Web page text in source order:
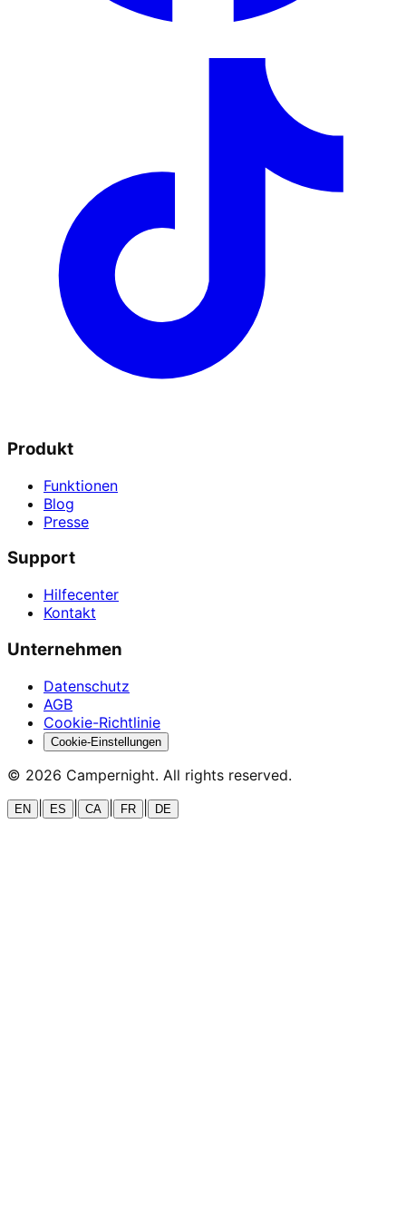
Produkt
Funktionen
Blog
Presse
Support
Hilfecenter
Kontakt
Unternehmen
Datenschutz
AGB
Cookie-Richtlinie
Cookie-Einstellungen
© 2026 Campernight. All rights reserved.
EN ES CA FR DE